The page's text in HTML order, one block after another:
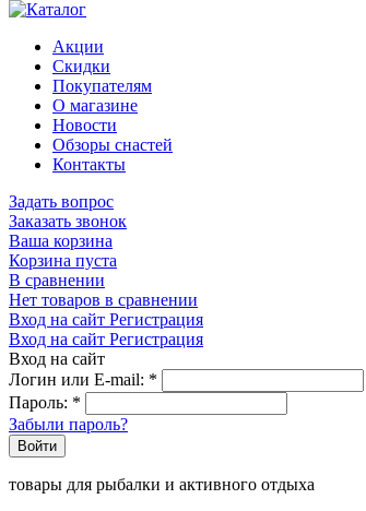
Акции
Скидки
Покупателям
О магазине
Новости
Обзоры снастей
Контакты
Задать вопрос
Заказать звонок
Ваша корзина
Корзина пуста
В сравнении
Нет товаров в сравнении
Вход на сайт Регистрация
Вход на сайт Регистрация
Вход на сайт
Логин или E-mail: *
Пароль: *
Забыли пароль?
Войти
товары для рыбалки и активного отдыха